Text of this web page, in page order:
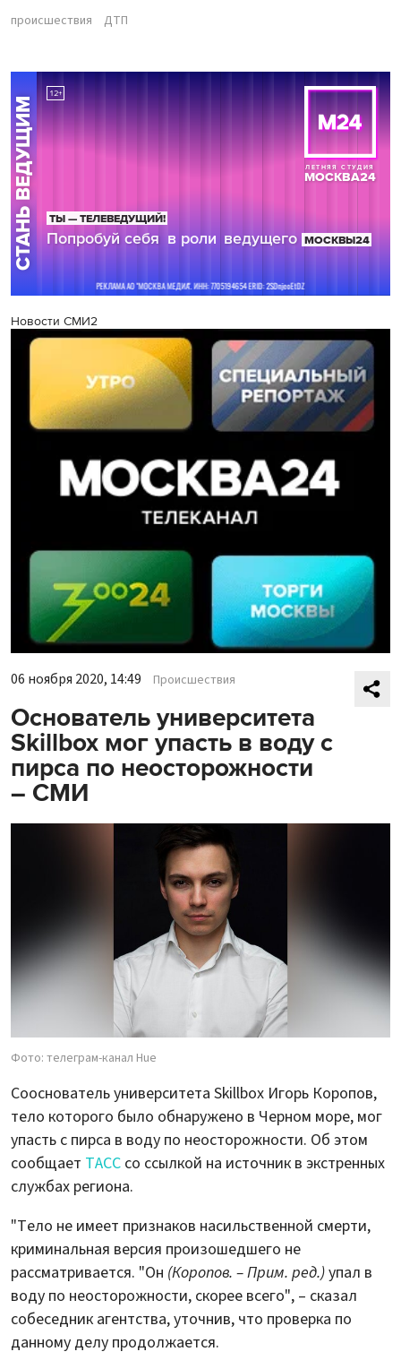
происшествия ДТП
Новости СМИ2
06 ноября 2020, 14:49 Происшествия
Основатель университета
Skillbox мог упасть в воду с
пирса по неосторожности
– СМИ
Фото: телеграм-канал Hue
Сооснователь университета Skillbox Игорь Коропов,
тело которого было обнаружено в Черном море, мог
упасть с пирса в воду по неосторожности. Об этом
сообщает ТАСС со ссылкой на источник в экстренных
службах региона.
"Тело не имеет признаков насильственной смерти,
криминальная версия произошедшего не
рассматривается. "Он (Коропов. – Прим. ред.)упал в
воду по неосторожности, скорее всего", – сказал
собеседник агентства, уточнив, что проверка по
данному делу продолжается.